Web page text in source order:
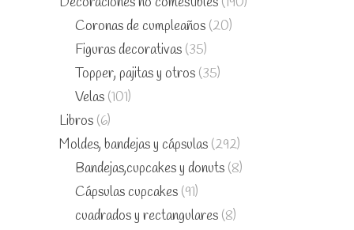
Coronas de cumpleaños (20)
Figuras decorativas (35)
Topper, pajitas y otros (35)
Velas (101)
Libros (6)
Moldes, bandejas y cápsulas (292)
Bandejas,cupcakes y donuts (8)
Cápsulas cupcakes (91)
cuadrados y rectangulares (8)